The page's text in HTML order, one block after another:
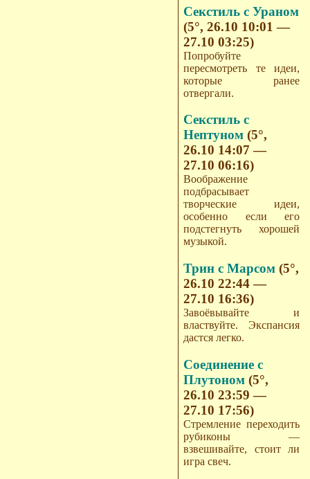
Секстиль с Ураном
(5°, 26.10 10:01 —
27.10 03:25)
Попробуйте
пересмотреть те идеи,
которые ранее
отвергали.
Секстиль с
Нептуном(5°,
26.10 14:07 —
27.10 06:16)
Воображение
подбрасывает
творческие идеи,
особенно если его
подстегнуть хорошей
музыкой.
Трин с Марсом(5°,
26.10 22:44 —
27.10 16:36)
Завоёвывайте и
властвуйте. Экспансия
дастся легко.
Соединение с
Плутоном(5°,
26.10 23:59 —
27.10 17:56)
Стремление переходить
рубиконы —
взвешивайте, стоит ли
игра свеч.